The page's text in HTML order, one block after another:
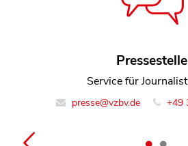
Pressestelle
Service für
presse@vzbv.de +49
Jutta Jaksche
Referentin Team
info@vzbv.de +49